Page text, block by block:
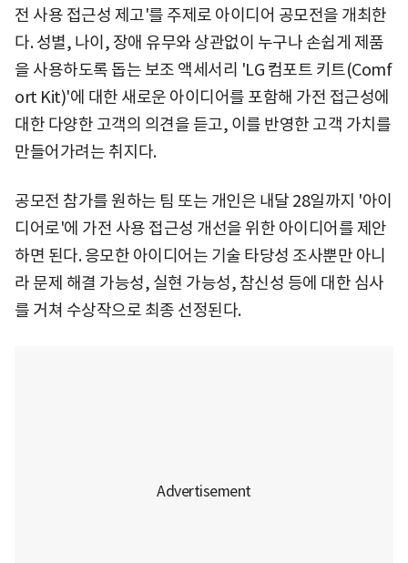
전 사용 접근성 제고'를 주제로 아이디어 공모전을 개최한
다. 성별, 나이, 장애 유무와 상관없이 누구나 손쉽게 제품
을 사용하도록 돕는 보조 액세서리 'LG 컴포트 키트(Comf
ort Kit)'에 대한 새로운 아이디어를 포함해 가전 접근성에
대한 다양한 고객의 의견을 듣고, 이를 반영한 고객 가치를
만들어가려는 취지다.
공모전 참가를 원하는 팀 또는 개인은 내달 28일까지 '아이
디어로'에 가전 사용 접근성 개선을 위한 아이디어를 제안
하면 된다. 응모한 아이디어는 기술 타당성 조사뿐만 아니
라 문제 해결 가능성, 실현 가능성, 참신성 등에 대한 심사
를 거쳐 수상작으로 최종 선정된다.